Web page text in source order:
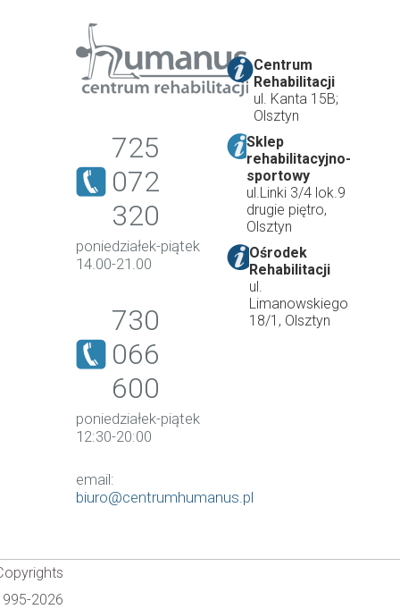
725
072
320
poniedziałek-piątek
14.00-21.00
730
066
600
poniedziałek-piątek
12:30-20:00
email:
biuro@centrumhumanus.pl
Centrum
Rehabilitacji
ul. Kanta 15B;
Olsztyn
Sklep
rehabilitacyjno-
sportowy
ul.Linki 3/4 lok.9
drugie piętro,
Olsztyn
Ośrodek
Rehabilitacji
ul.
Limanowskiego
18/1, Olsztyn
2026